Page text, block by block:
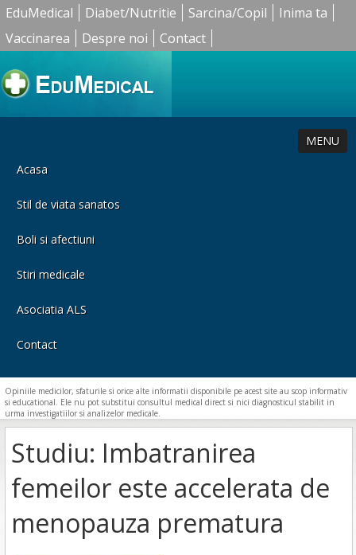
EduMedical Diabet/Nutritie Sarcina/Copil
Inima ta
Vaccinarea
Despre noi Contact
MENU
Acasa
Stil de viata sanatos
Boli si afectiuni
Stiri medicale
Asociatia ALS
Contact
Opiniile medicilor, sfaturile si orice alte informatii disponibile pe acest site au scop informativ
si educational. Ele nu pot substitui consultul medical direct si nici diagnosticul stabilit in
urma investigatiilor si analizelor medicale.
Studiu: Imbatranirea
femeilor este accelerata de
menopauza prematura